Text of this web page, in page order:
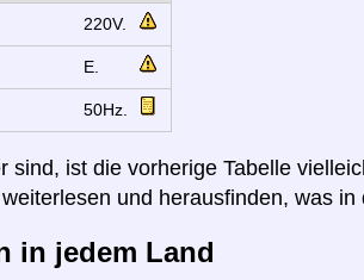
220V.
E.
50Hz.
sind, ist die vorherige Tabelle
und herausfinden, was in
in jedem Land